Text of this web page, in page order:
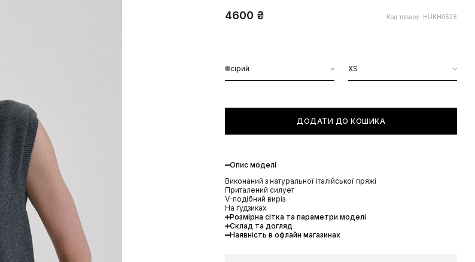
4600 ₴ Код товару: HUKH0528
сірий XS
ДОДАТИ ДО КОШИКА
Опис моделі
Виконаний з натуральної італійської пряжі
Приталений силует
V-подібний виріз
На ґудзиках
Розмірна сітка та параметри моделі
Склад та догляд
Наявність в офлайн магазинах